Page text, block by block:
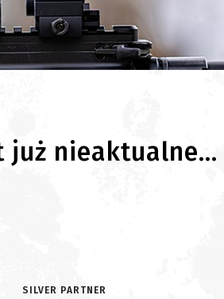
już nieaktualne...
SILVER PARTNER